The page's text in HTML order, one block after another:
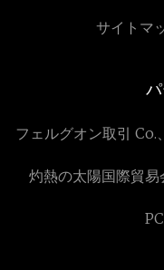
サイトマ
フェルグオン取引 Co.
灼熱の太陽国際貿易